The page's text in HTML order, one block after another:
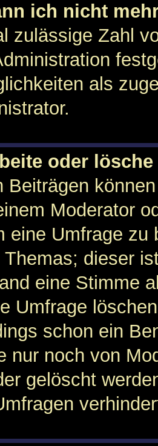
ich nicht
zulässige Zahl
als
oder
Beiträgen
Moderator
eine Umfrage zu
Themas; dieser
eine Stimme
Umfrage
schon ein
nur noch von
gelöscht